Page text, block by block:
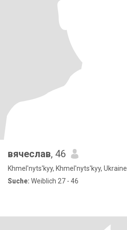
вячеслав, 46
Khmel'nyts'kyy, Khmel'nyts'kyy, Ukraine
Suche: Weiblich 27 - 46